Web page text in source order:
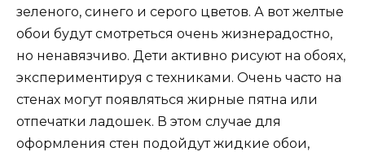
зеленого, синего и серого цветов. А вот желтые
обои будут смотреться очень жизнерадостно,
но ненавязчиво. Дети активно рисуют на обоях,
экспериментируя с техниками. Очень часто на
стенах могут появляться жирные пятна или
отпечатки ладошек. В этом случае для
оформления стен подойдут жидкие обои,